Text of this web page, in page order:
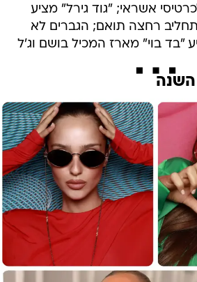
אשראי; "גוד גירל" מציע
רחצה תואם; הגברים לא
"בד בוי" מארז המכיל בושם וג'ל
השנה